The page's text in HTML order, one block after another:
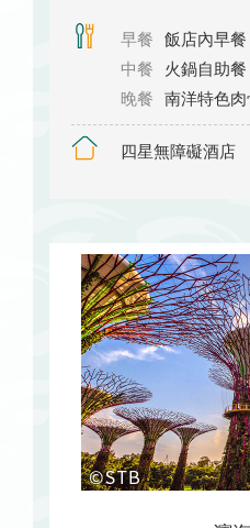
早餐
飯店內早餐
中餐
火鍋自助餐
晚餐
南洋特色
四星無障礙酒店